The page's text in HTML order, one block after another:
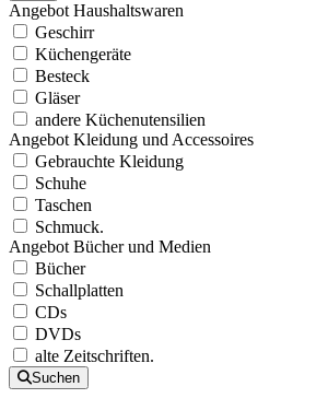
Angebot Haushaltswaren
Geschirr
Küchengeräte
Besteck
Gläser
andere Küchenutensilien
Angebot Kleidung und Accessoires
Gebrauchte Kleidung
Schuhe
Taschen
Schmuck.
Angebot Bücher und Medien
Bücher
Schallplatten
CDs
DVDs
alte Zeitschriften.
Suchen